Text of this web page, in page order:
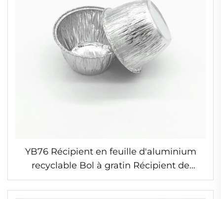
YB76 Récipient en feuille d'aluminium
recyclable Bol à gratin Récipient de
cuisson Résistant en feuille d'aluminium
pour gâteau